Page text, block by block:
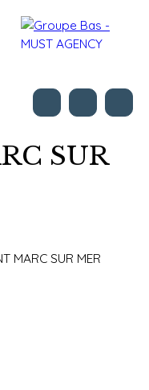
SUR